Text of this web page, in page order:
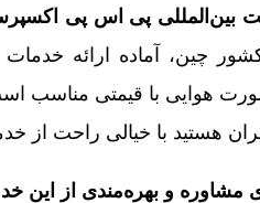
بین‌المللی پی اس پی
چین، آماده ارائه
هوایی با قیمتی مناسب
هستید با خیالی راحت از
مشاوره و بهره‌مندی از این